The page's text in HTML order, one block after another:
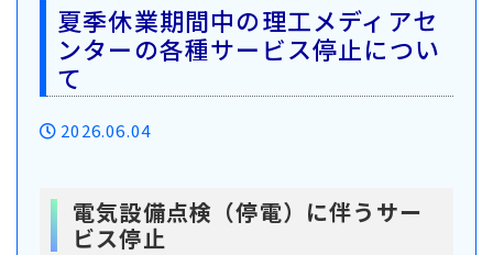
夏季休業期間中の理工メディアセ
ンターの各種サービス停止につい
て
2026.06.04
電気設備点検（停電）に伴うサー
ビス停止